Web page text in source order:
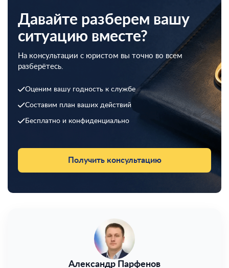
Давайте разберем вашу
ситуацию вместе?
На консультации с юристом вы точно во всем
разберётесь.
Оценим вашу годность к службе
Составим план ваших действий
Бесплатно и конфиденциально
Получить консультацию
Александр Парфенов